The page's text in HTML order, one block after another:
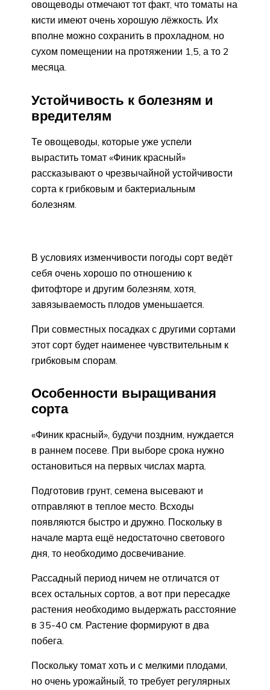
овощеводы отмечают тот факт, что томаты на
кисти имеют очень хорошую лёжкость. Их
вполне можно сохранить в прохладном, но
сухом помещении на протяжении 1,5, а то 2
месяца.
Устойчивость к болезням и
вредителям
Те овощеводы, которые уже успели
вырастить томат «Финик красный»
рассказывают о чрезвычайной устойчивости
сорта к грибковым и бактериальным
болезням.
В условиях изменчивости погоды сорт ведёт
себя очень хорошо по отношению к
фитофторе и другим болезням, хотя,
завязываемость плодов уменьшается.
При совместных посадках с другими сортами
этот сорт будет наименее чувствительным к
грибковым спорам.
Особенности выращивания
сорта
«Финик красный», будучи поздним, нуждается
в раннем посеве. При выборе срока нужно
остановиться на первых числах марта.
Подготовив грунт, семена высевают и
отправляют в теплое место. Всходы
появляются быстро и дружно. Поскольку в
начале марта ещё недостаточно светового
дня, то необходимо досвечивание.
Рассадный период ничем не отличатся от
всех остальных сортов, а вот при пересадке
растения необходимо выдержать расстояние
в 35-40 см. Растение формируют в два
побега.
Поскольку томат хоть и с мелкими плодами,
но очень урожайный, то требует регулярных